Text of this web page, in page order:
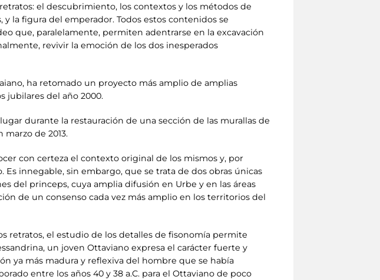
el descubrimiento, los contextos y los métodos de
la figura del emperador. Todos estos contenidos se
que, paralelamente, permiten adentrarse en la excavación
revivir la emoción de los dos inesperados
ha retomado un proyecto más amplio de amplias
jubilares del año 2000.
durante la restauración de una sección de las murallas de
de 2013.
con certeza el contexto original de los mismos y, por
innegable, sin embargo, que se trata de dos obras únicas
del princeps, cuya amplia difusión en Urbe y en las áreas
de un consenso cada vez más amplio en los territorios del
retratos, el estudio de los detalles de fisonomía permite
un joven Ottaviano expresa el carácter fuerte y
ya más madura y reflexiva del hombre que se había
entre los años 40 y 38 a.C. para el Ottaviano de poco